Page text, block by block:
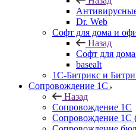
Dr. Web
Софт для дома и
Назад
Софт для
basealt
1С-Битрикс и
Сопровождение 1С
Назад
Сопровождение 1С
Сопровождение